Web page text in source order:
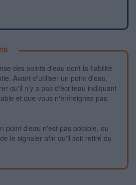
des points d'eau dont la fiabilité
Avant d'utiliser un point d'eau,
qu'il n'y a pas d'écriteau indiquant
et que vous n'enfreignez pas
point d'eau n'est pas potable, ou
le signaler afin qu'il soit retiré du